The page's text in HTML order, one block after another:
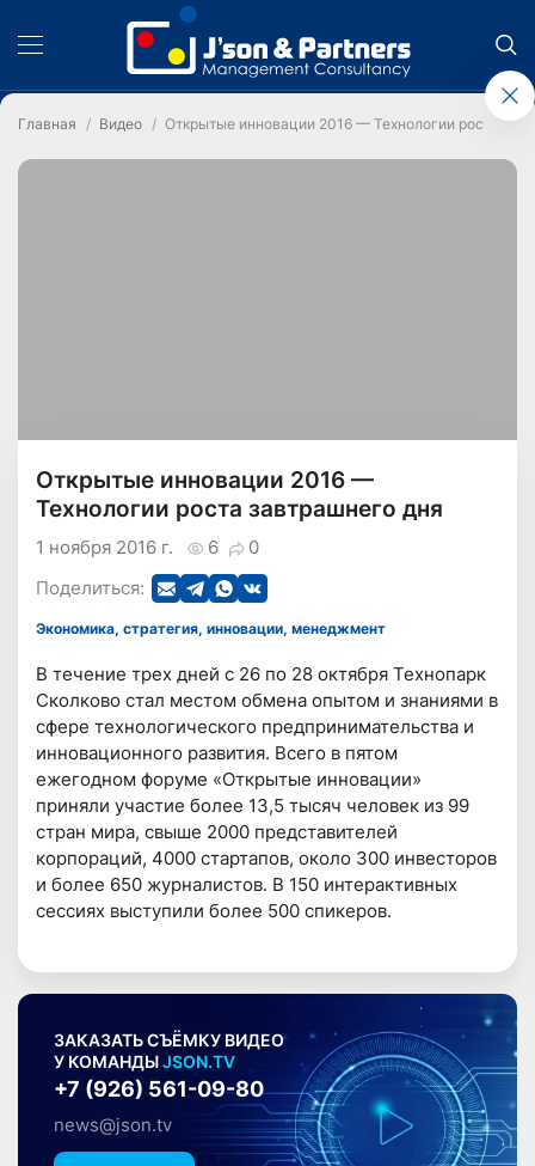
Главная Видео Открытые инновации 2016 — Технологии роста
Открытые инновации 2016 —
Технологии роста завтрашнего дня
6 0
1 ноября 2016 г.
Поделиться:
Экономика, стратегия, инновации, менеджмент
В течение трех дней с 26 по 28 октября Технопарк
Сколково стал местом обмена опытом и знаниями в
сфере технологического предпринимательства и
инновационного развития. Всего в пятом
ежегодном форуме «Открытые инновации»
приняли участие более 13,5 тысяч человек из 99
стран мира, свыше 2000 представителей
корпораций, 4000 стартапов, около 300 инвесторов
и более 650 журналистов. В 150 интерактивных
сессиях выступили более 500 спикеров.
ЗАКАЗАТЬ СЪЁМКУ ВИДЕО
У КОМАНДЫJSON.TV
+7 (926) 561-09-80
news@json.tv